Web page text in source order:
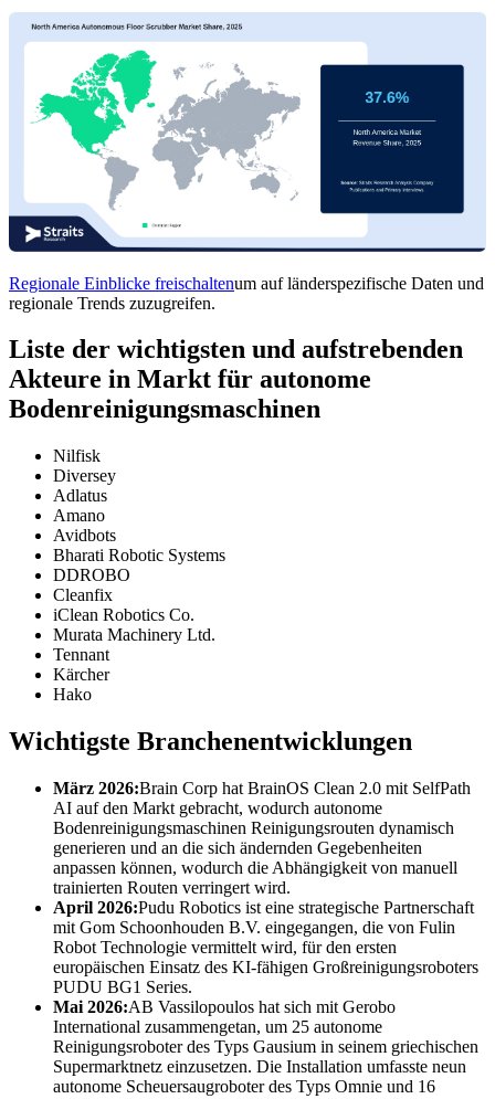
Regionale Einblicke freischaltenum auf länderspezifische Daten und
regionale Trends zuzugreifen.
Liste der wichtigsten und aufstrebenden
Akteure in Markt für autonome
Bodenreinigungsmaschinen
Nilfisk
Diversey
Adlatus
Amano
Avidbots
Bharati Robotic Systems
DDROBO
Cleanfix
iClean Robotics Co.
Murata Machinery Ltd.
Tennant
Kärcher
Hako
Wichtigste Branchenentwicklungen
März 2026:Brain Corp hat BrainOS Clean 2.0 mit SelfPath
AI auf den Markt gebracht, wodurch autonome
Bodenreinigungsmaschinen Reinigungsrouten dynamisch
generieren und an die sich ändernden Gegebenheiten
anpassen können, wodurch die Abhängigkeit von manuell
trainierten Routen verringert wird.
April 2026:Pudu Robotics ist eine strategische Partnerschaft
mit Gom Schoonhouden B.V. eingegangen, die von Fulin
Robot Technologie vermittelt wird, für den ersten
europäischen Einsatz des KI-fähigen Großreinigungsroboters
PUDU BG1 Series.
Mai 2026:AB Vassilopoulos hat sich mit Gerobo
International zusammengetan, um 25 autonome
Reinigungsroboter des Typs Gausium in seinem griechischen
Supermarktnetz einzusetzen. Die Installation umfasste neun
autonome Scheuersaugroboter des Typs Omnie und 16